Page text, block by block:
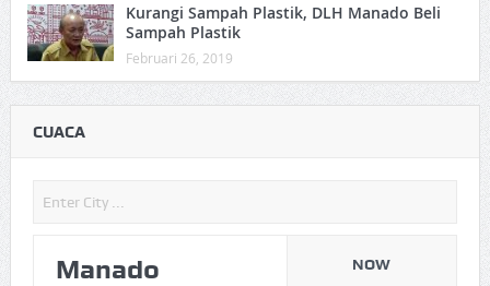
Kurangi Sampah Plastik, DLH Manado Beli
Sampah Plastik
Februari 26, 2019
CUACA
Manado NOW